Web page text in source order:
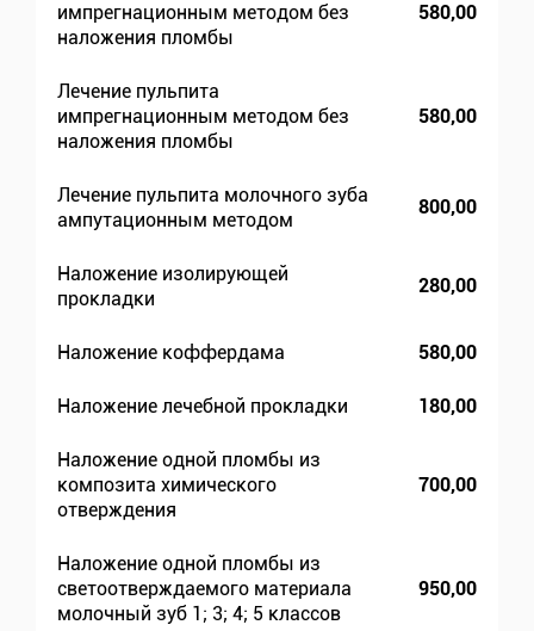
импрегнационным методом без
наложения пломбы
580,00
Лечение пульпита
импрегнационным методом без
наложения пломбы
580,00
Лечение пульпита молочного зуба
ампутационным методом
800,00
Наложение изолирующей
прокладки
280,00
Наложение коффердама 580,00
Наложение лечебной прокладки 180,00
Наложение одной пломбы из
композита химического
отверждения
700,00
Наложение одной пломбы из
светоотверждаемого материала
молочный зуб 1; 3; 4; 5 классов
950,00